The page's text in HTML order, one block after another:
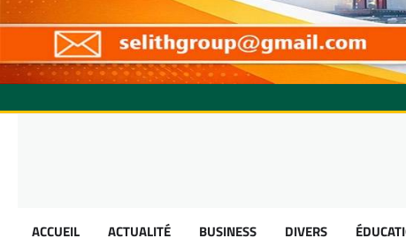
ACCUEIL ACTUALITÉ BUSINESS DIVERS